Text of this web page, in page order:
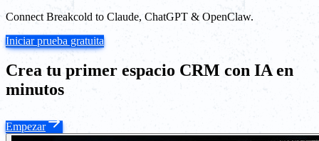
Connect Breakcold to Claude, ChatGPT & OpenClaw.
Iniciar prueba gratuita
Crea tu primer espacio CRM con IA en
minutos
Empezar